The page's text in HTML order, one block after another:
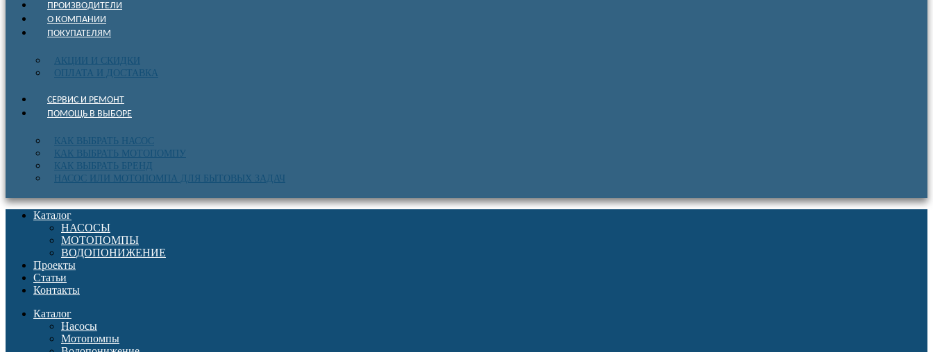
ПРОИЗВОДИТЕЛИ
О КОМПАНИИ
ПОКУПАТЕЛЯМ
АКЦИИ И СКИДКИ
ОПЛАТА И ДОСТАВКА
СЕРВИС И РЕМОНТ
ПОМОЩЬ В ВЫБОРЕ
КАК ВЫБРАТЬ НАСОС
КАК ВЫБРАТЬ МОТОПОМПУ
КАК ВЫБРАТЬ БРЕНД
НАСОС ИЛИ МОТОПОМПА ДЛЯ БЫТОВЫХ ЗАДАЧ
Каталог
НАСОСЫ
МОТОПОМПЫ
ВОДОПОНИЖЕНИЕ
Проекты
Статьи
Контакты
Каталог
Насосы
Мотопомпы